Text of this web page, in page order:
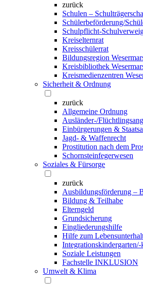
zurück
Schulen –
Schülerbeförderung/
Schulpflicht-
Kreiselternrat
Kreisschülerrat
Bildungsregion
Kreisbibliothek
Kreismedienzentren
Sicherheit & Ordnung
zurück
Allgemeine Ordnung
Ausländer-/
Einbürgerungen &
Jagd- & Waffenrecht
Prostitution nach dem
Schornsteinfegerwesen
Soziales & Fürsorge
zurück
Ausbildungsförderung –
Bildung & Teilhabe
Elterngeld
Grundsicherung
Eingliederungshilfe
Hilfe zum
Soziale Leistungen
Fachstelle INKLUSION
Umwelt & Klima